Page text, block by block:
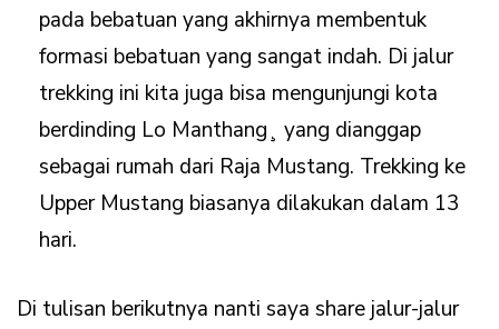
pada bebatuan yang akhirnya membentuk
formasi bebatuan yang sangat indah. Di jalur
trekking ini kita juga bisa mengunjungi kota
berdinding Lo Manthang¸ yang dianggap
sebagai rumah dari Raja Mustang. Trekking ke
Upper Mustang biasanya dilakukan dalam 13
hari.
Di tulisan berikutnya nanti saya share jalur-jalur